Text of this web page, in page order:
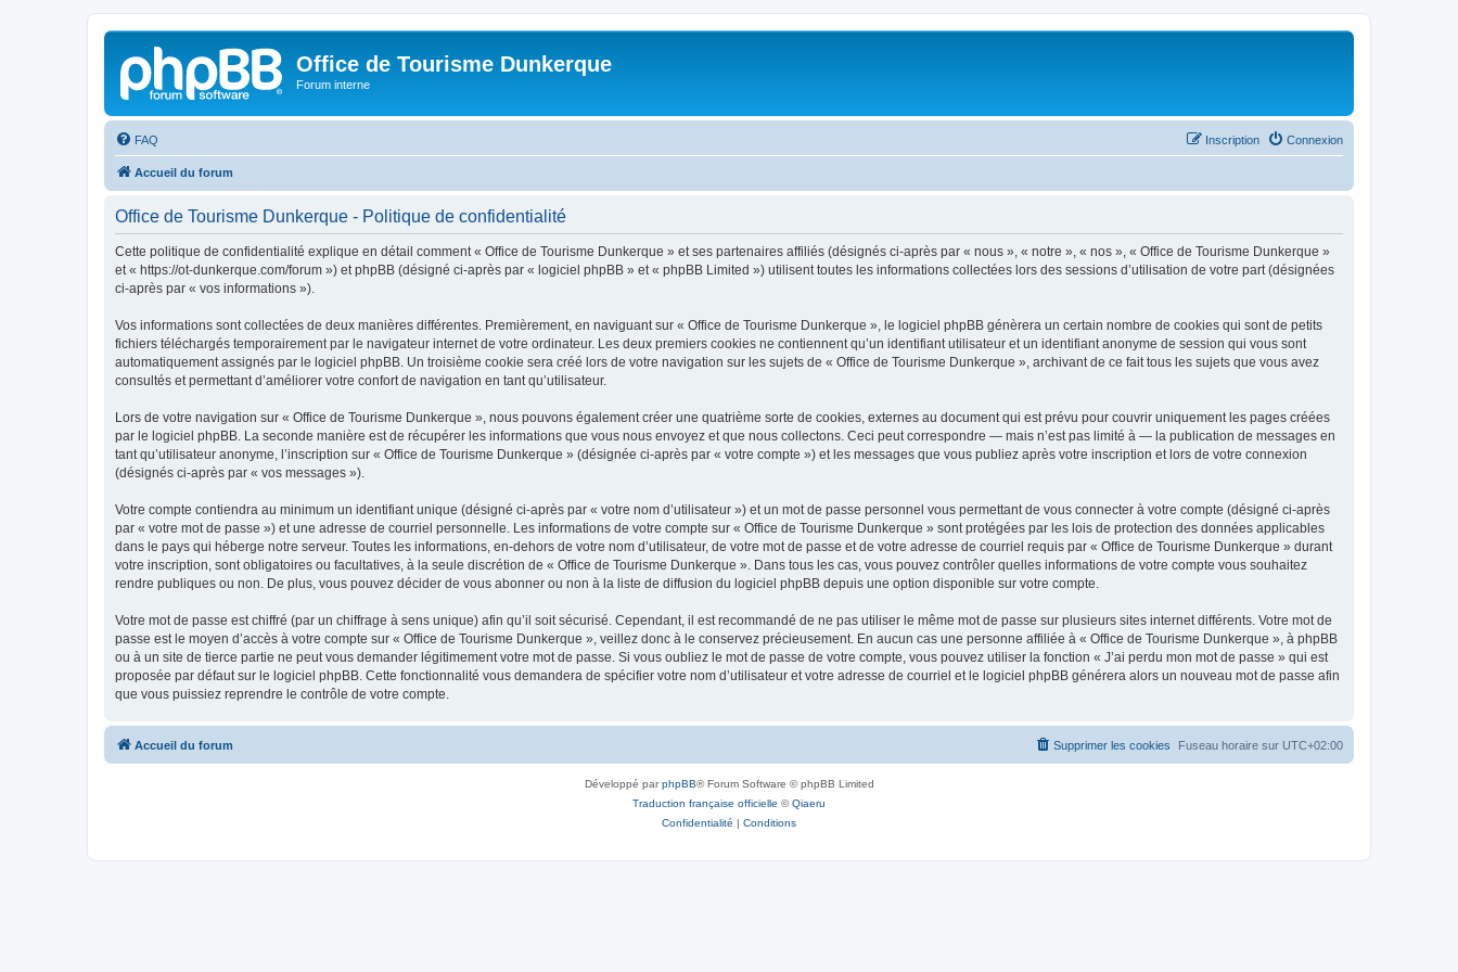
Office de Tourisme Dunkerque
Forum interne
FAQ Connexion
Inscription
Accueil du forum
Office de Tourisme Dunkerque - Politique de confidentialité
Cette politique de confidentialité explique en détail comment « Office de Tourisme Dunkerque » et ses partenaires affiliés (désignés ci-après par « nous », « notre », « nos », « Office de Tourisme Dunkerque »
et « https://ot-dunkerque.com/forum ») et phpBB (désigné ci-après par « logiciel phpBB » et « phpBB Limited ») utilisent toutes les informations collectées lors des sessions d’utilisation de votre part (désignées
ci-après par « vos informations »).
Vos informations sont collectées de deux manières différentes. Premièrement, en naviguant sur « Office de Tourisme Dunkerque », le logiciel phpBB génèrera un certain nombre de cookies qui sont de petits
fichiers téléchargés temporairement par le navigateur internet de votre ordinateur. Les deux premiers cookies ne contiennent qu’un identifiant utilisateur et un identifiant anonyme de session qui vous sont
automatiquement assignés par le logiciel phpBB. Un troisième cookie sera créé lors de votre navigation sur les sujets de « Office de Tourisme Dunkerque », archivant de ce fait tous les sujets que vous avez
consultés et permettant d’améliorer votre confort de navigation en tant qu’utilisateur.
Lors de votre navigation sur « Office de Tourisme Dunkerque », nous pouvons également créer une quatrième sorte de cookies, externes au document qui est prévu pour couvrir uniquement les pages créées
par le logiciel phpBB. La seconde manière est de récupérer les informations que vous nous envoyez et que nous collectons. Ceci peut correspondre — mais n’est pas limité à — la publication de messages en
tant qu’utilisateur anonyme, l’inscription sur « Office de Tourisme Dunkerque » (désignée ci-après par « votre compte ») et les messages que vous publiez après votre inscription et lors de votre connexion
(désignés ci-après par « vos messages »).
Votre compte contiendra au minimum un identifiant unique (désigné ci-après par « votre nom d’utilisateur ») et un mot de passe personnel vous permettant de vous connecter à votre compte (désigné ci-après
par « votre mot de passe ») et une adresse de courriel personnelle. Les informations de votre compte sur « Office de Tourisme Dunkerque » sont protégées par les lois de protection des données applicables
dans le pays qui héberge notre serveur. Toutes les informations, en-dehors de votre nom d’utilisateur, de votre mot de passe et de votre adresse de courriel requis par « Office de Tourisme Dunkerque » durant
votre inscription, sont obligatoires ou facultatives, à la seule discrétion de « Office de Tourisme Dunkerque ». Dans tous les cas, vous pouvez contrôler quelles informations de votre compte vous souhaitez
rendre publiques ou non. De plus, vous pouvez décider de vous abonner ou non à la liste de diffusion du logiciel phpBB depuis une option disponible sur votre compte.
Votre mot de passe est chiffré (par un chiffrage à sens unique) afin qu’il soit sécurisé. Cependant, il est recommandé de ne pas utiliser le même mot de passe sur plusieurs sites internet différents. Votre mot de
passe est le moyen d’accès à votre compte sur « Office de Tourisme Dunkerque », veillez donc à le conservez précieusement. En aucun cas une personne affiliée à « Office de Tourisme Dunkerque », à phpBB
ou à un site de tierce partie ne peut vous demander légitimement votre mot de passe. Si vous oubliez le mot de passe de votre compte, vous pouvez utiliser la fonction « J’ai perdu mon mot de passe » qui est
proposée par défaut sur le logiciel phpBB. Cette fonctionnalité vous demandera de spécifier votre nom d’utilisateur et votre adresse de courriel et le logiciel phpBB générera alors un nouveau mot de passe afin
que vous puissiez reprendre le contrôle de votre compte.
Accueil du forum Fuseau horaire sur UTC+02:00
Supprimer les cookies
Développé parphpBB® Forum Software © phpBB Limited
Traduction française officielle ©Qiaeru
Confidentialité | Conditions